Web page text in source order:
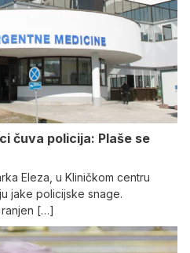
čuva policija: Plaše se
Eleza, u Kliničkom centru
jake policijske snage.
ranjen […]